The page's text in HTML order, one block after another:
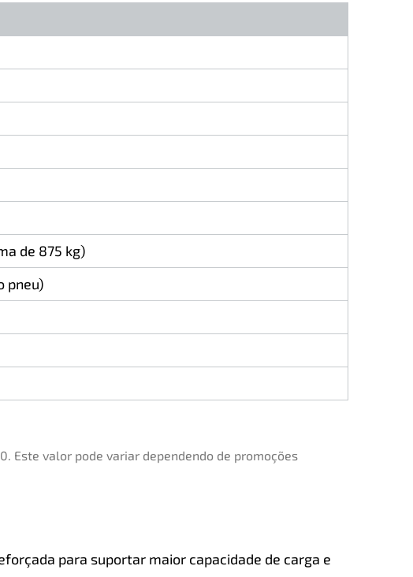
de 875 kg)
pneu)
Este valor pode variar dependendo de promoções
para suportar maior capacidade de carga e